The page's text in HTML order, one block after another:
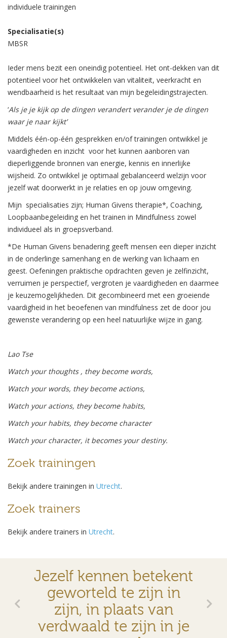
individuele trainingen
Specialisatie(s)
MBSR
Ieder mens bezit een oneindig potentieel. Het ont-dekken van dit
potentieel voor het ontwikkelen van vitaliteit, veerkracht en
wendbaarheid is het resultaat van mijn begeleidingstrajecten.
‘Als je je kijk op de dingen verandert verander je de dingen
waar je naar kijkt’
Middels één-op-één gesprekken en/of trainingen ontwikkel je
vaardigheden en inzicht voor het kunnen aanboren van
dieperliggende bronnen van energie, kennis en innerlijke
wijsheid. Zo ontwikkel je optimaal gebalanceerd welzijn voor
jezelf wat doorwerkt in je relaties en op jouw omgeving.
Mijn specialisaties zijn; Human Givens therapie*, Coaching,
Loopbaanbegeleiding en het trainen in Mindfulness zowel
individueel als in groepsverband.
*De Human Givens benadering geeft mensen een dieper inzicht
in de onderlinge samenhang en de werking van lichaam en
geest. Oefeningen praktische opdrachten geven je zelfinzicht,
verruimen je perspectief, vergroten je vaardigheden en daarmee
je keuzemogelijkheden. Dit gecombineerd met een groeiende
vaardigheid in het beoefenen van mindfulness zet de door jou
gewenste verandering op een heel natuurlijke wijze in gang.
Lao Tse
Watch your thoughts , they become words,
Watch your words, they become actions,
Watch your actions, they become habits,
Watch your habits, they become character
Watch your character, it becomes your destiny.
Zoek trainingen
Bekijk andere trainingen in Utrecht.
Zoek trainers
Bekijk andere trainers in Utrecht.
Jezelf kennen betekent
geworteld te zijn in
zijn, in plaats van
verdwaald te zijn in je